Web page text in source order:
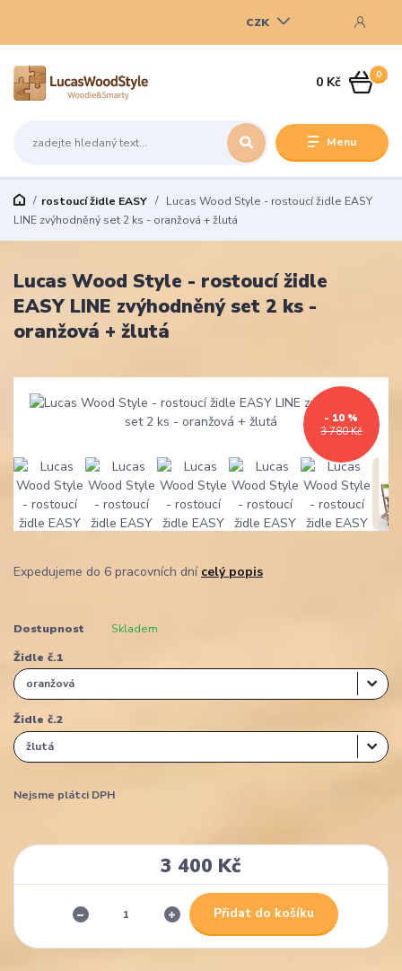
Menu
CZK
0
0 Kč
rostoucí židle EASY
Lucas Wood Style - rostoucí židle EASY
LINE zvýhodněný set 2 ks - oranžová + žlutá
Lucas Wood Style - rostoucí židle
EASY LINE zvýhodněný set 2 ks -
oranžová + žlutá
3 780 Kč
- 10 %
Expedujeme do 6 pracovních dní celý popis
Dostupnost Skladem
Židle č.1
Židle č.2
Nejsme plátci DPH
3 400 Kč
Přidat do košíku